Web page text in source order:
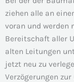
ziehen alle an
voran und werden
Bereitschaft aller
alten Leitungen
jetzt neu zu
Verzögerungen